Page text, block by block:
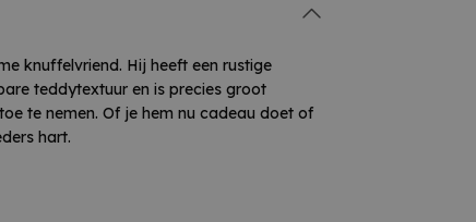
knuffelvriend. Hij heeft een rustige
teddytextuur en is precies groot
te nemen. Of je hem nu cadeau doet of
hart.